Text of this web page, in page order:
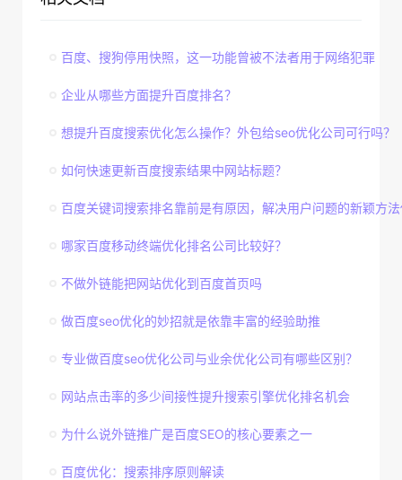
百度、搜狗停用快照，这一功能曾被不法者用于网络犯罪
企业从哪些方面提升百度排名？
想提升百度搜索优化怎么操作？外包给seo优化公司可行吗？
如何快速更新百度搜索结果中网站标题？
百度关键词搜索排名靠前是有原因，解决用户问题的新颖方
哪家百度移动终端优化排名公司比较好？
不做外链能把网站优化到百度首页吗
做百度seo优化的妙招就是依靠丰富的经验助推
专业做百度seo优化公司与业余优化公司有哪些区别？
网站点击率的多少间接性提升搜索引擎优化排名机会
为什么说外链推广是百度SEO的核心要素之一
百度优化：搜索排序原则解读